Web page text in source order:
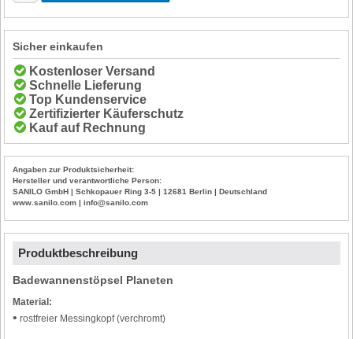
Sicher einkaufen
Kostenloser Versand
Schnelle Lieferung
Top Kundenservice
Zertifizierter Käuferschutz
Kauf auf Rechnung
Angaben zur Produktsicherheit:
Hersteller und verantwortliche Person:
SANILO GmbH | Schkopauer Ring 3-5 | 12681 Berlin | Deutschland
www.sanilo.com | info@sanilo.com
Produktbeschreibung
Badewannenstöpsel Planeten
Material:
• rostfreier Messingkopf (verchromt)